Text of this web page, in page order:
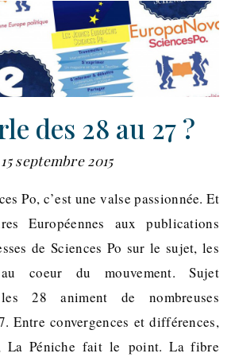
des 28 au 27 ?
15 septembre 2015
Européennes aux publications
de Sciences Po sur le sujet, les
coeur du mouvement. Sujet
les 28 animent de nombreuses
Entre convergences et différences,
La Péniche fait le point. La fibre